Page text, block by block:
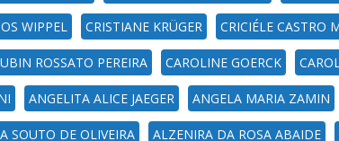
WIPPEL CRISTIANE KRÜGER CRICIÉLE CASTRO
ROSSATO PEREIRA CAROLINE GOERCK
ANGELITA ALICE JAEGER ANGELA MARIA ZAMIN
SOUTO DE OLIVEIRA ALZENIRA DA ROSA ABAIDE